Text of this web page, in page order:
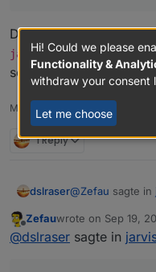
Muß ich da
Wenn ich die
wieder aus wie
Du findest deine
jarvis.0.layout. Die
setzen. Musst also
Meine Adapter: https://
1 Reply
dslraser@Zefau sagte in
Welchen
Offline
Zefauwrote on Sep 19,
last edited by
@dslraser sagte in
Hi! Could we please
Functionality &
withdraw your consent
Let me choose